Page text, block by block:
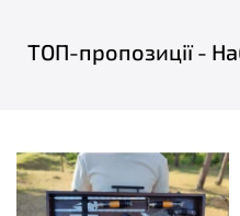
ТОП-пропозиції -